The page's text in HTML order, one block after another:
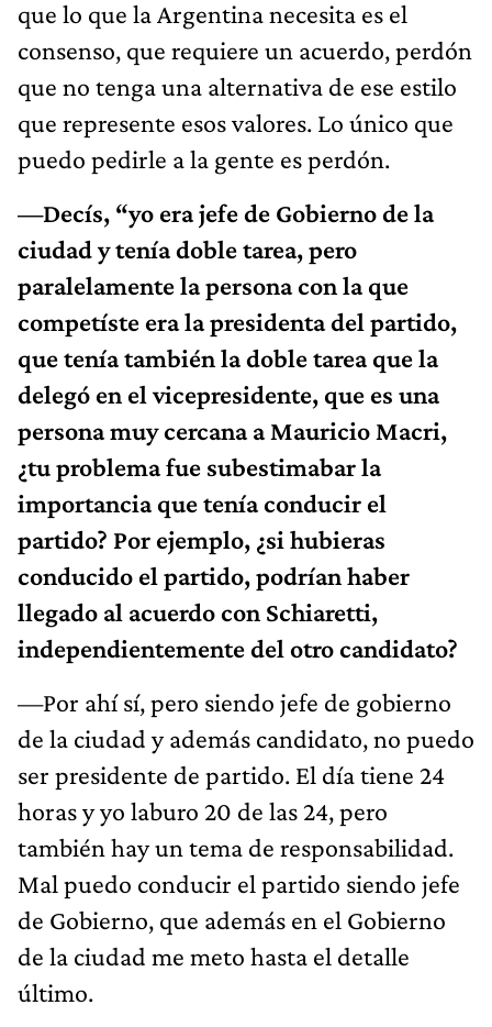
que lo que la Argentina necesita es el
consenso, que requiere un acuerdo, perdón
que no tenga una alternativa de ese estilo
que represente esos valores. Lo único que
puedo pedirle a la gente es perdón.
—Decís, “yo era jefe de Gobierno de la
ciudad y tenía doble tarea, pero
paralelamente la persona con la que
competíste era la presidenta del partido,
que tenía también la doble tarea que la
delegó en el vicepresidente, que es una
persona muy cercana a Mauricio Macri,
¿tu problema fue subestimabar la
importancia que tenía conducir el
partido? Por ejemplo, ¿si hubieras
conducido el partido, podrían haber
llegado al acuerdo con Schiaretti,
independientemente del otro candidato?
—Por ahí sí, pero siendo jefe de gobierno
de la ciudad y además candidato, no puedo
ser presidente de partido. El día tiene 24
horas y yo laburo 20 de las 24, pero
también hay un tema de responsabilidad.
Mal puedo conducir el partido siendo jefe
de Gobierno, que además en el Gobierno
de la ciudad me meto hasta el detalle
último.